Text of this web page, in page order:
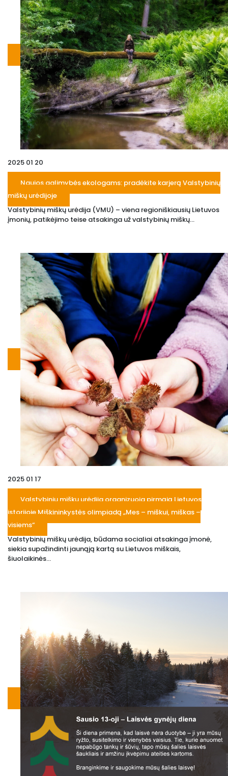
2025 01 20
Naujos galimybės ekologams: pradėkite karjerą Valstybinių
miškų urėdijoje
Valstybinių miškų urėdija (VMU) – viena regioniškiausių Lietuvos
įmonių, patikėjimo teise atsakinga už valstybinių miškų...
2025 01 17
Valstybinių miškų urėdija organizuoja pirmąją Lietuvos
istorijoje Miškininkystės olimpiadą „Mes – miškui, miškas –
visiems“
Valstybinių miškų urėdija, būdama socialiai atsakinga įmonė,
siekia supažindinti jaunąją kartą su Lietuvos miškais,
šiuolaikinės...